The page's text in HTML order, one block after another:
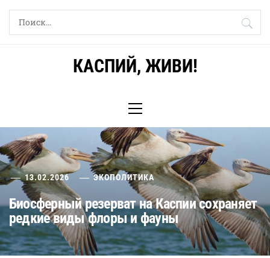
Skip
Найти:
КАСПИЙ, ЖИВИ!
Menu
13.02.2026 ЭКОПОЛИТИКА
Биосферный резерват на Каспии сохраняет
редкие виды флоры и фауны